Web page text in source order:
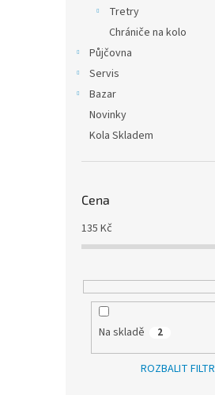
Tretry
Chrániče na kolo
Půjčovna
Servis
Bazar
Novinky
Kola Skladem
Cena
135 Kč
Na skladě 2
ROZBALIT FILTR